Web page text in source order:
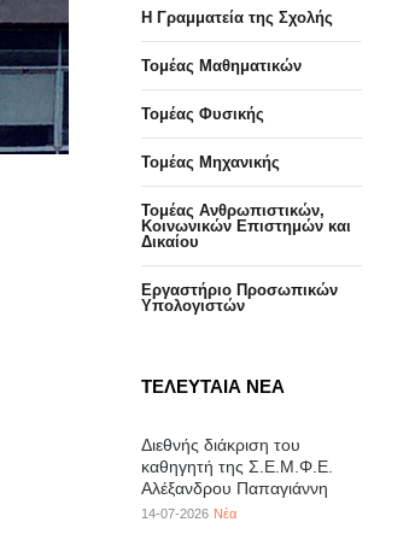
Η Γραμματεία της Σχολής
Τομέας Μαθηματικών
Τομέας Φυσικής
Τομέας Μηχανικής
Τομέας Ανθρωπιστικών,
Κοινωνικών Επιστημών και
Δικαίου
Eργαστήριo Προσωπικών
Υπολογιστών
ΤΕΛΕΥΤΑΙΑ ΝΕΑ
Διεθνής διάκριση του
καθηγητή της Σ.Ε.Μ.Φ.Ε.
Αλέξανδρου Παπαγιάννη
14-07-2026 Νέα